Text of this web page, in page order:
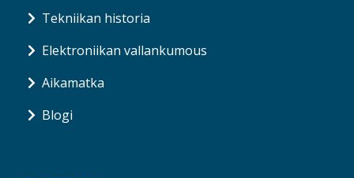
Tekniikan historia
Elektroniikan vallankumous
Aikamatka
Blogi